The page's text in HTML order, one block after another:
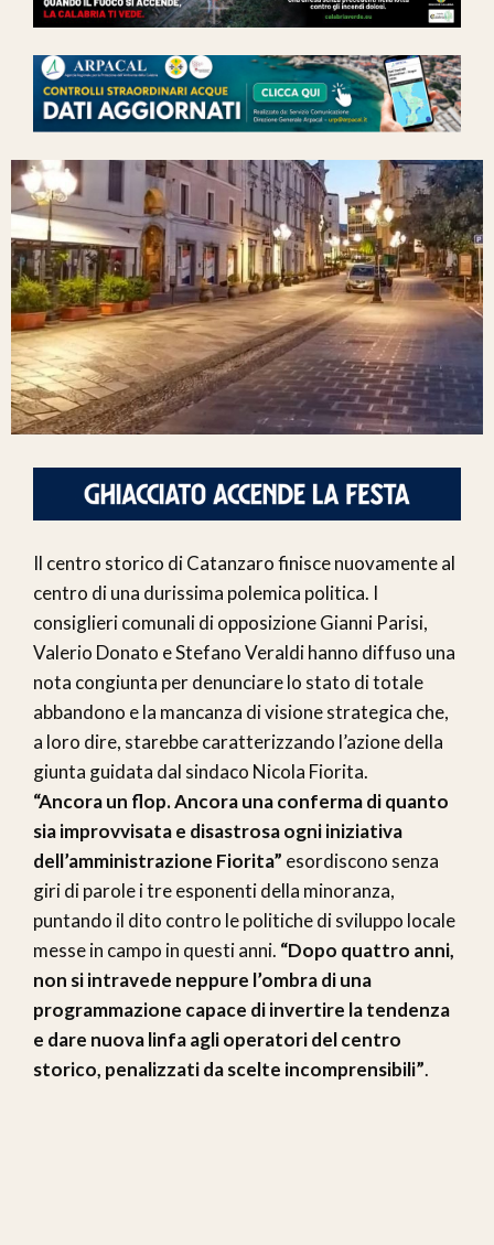
Il centro storico di Catanzaro finisce nuovamente al
centro di una durissima polemica politica. I
consiglieri comunali di opposizione Gianni Parisi,
Valerio Donato e Stefano Veraldi hanno diffuso una
nota congiunta per denunciare lo stato di totale
abbandono e la mancanza di visione strategica che,
a loro dire, starebbe caratterizzando l’azione della
giunta guidata dal sindaco Nicola Fiorita.
“Ancora un flop. Ancora una conferma di quanto
sia improvvisata e disastrosa ogni iniziativa
dell’amministrazione Fiorita” esordiscono senza
giri di parole i tre esponenti della minoranza,
puntando il dito contro le politiche di sviluppo locale
messe in campo in questi anni. “Dopo quattro anni,
non si intravede neppure l’ombra di una
programmazione capace di invertire la tendenza
e dare nuova linfa agli operatori del centro
storico, penalizzati da scelte incomprensibili”.